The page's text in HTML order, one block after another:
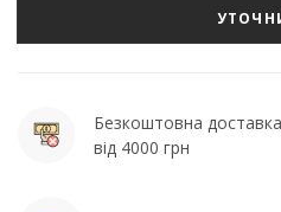
Безкоштовна
від 4000 грн